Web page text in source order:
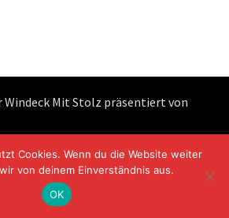
Windeck Mit Stolz präsentiert von
Cookies. Wenn du die Website weiter
von deinem Einverständnis aus.
OK